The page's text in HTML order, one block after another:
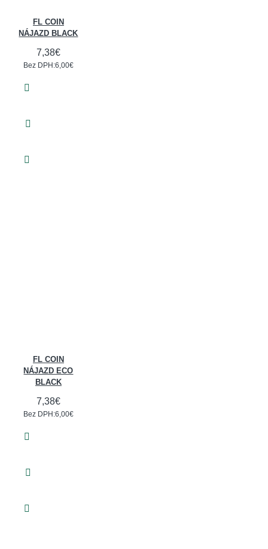
FL COIN
NÁJAZD BLACK
7,38€
Bez DPH:6,00€
FL COIN
NÁJAZD ECO
BLACK
7,38€
Bez DPH:6,00€